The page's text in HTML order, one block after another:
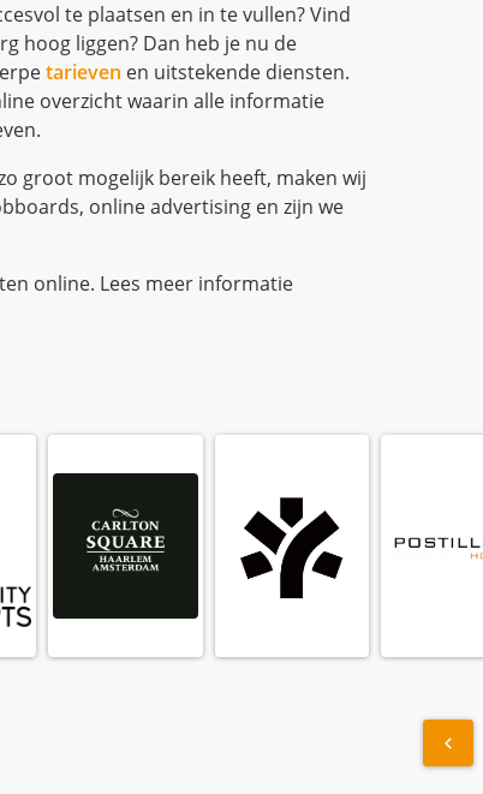
te plaatsen en in te vullen? Vind
hoog liggen? Dan heb je nu de
tarieven en uitstekende diensten.
overzicht waarin alle informatie
groot mogelijk bereik heeft, maken wij
online advertising en zijn we
online. Lees meer informatie
Plaza Vondelpark
Loading... Loading...
«